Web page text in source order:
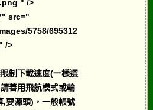
" />
src="
5758/695312
/>
制下載速度(一樣選
善用飛航模式或輪
,要源頭)，一般帳號